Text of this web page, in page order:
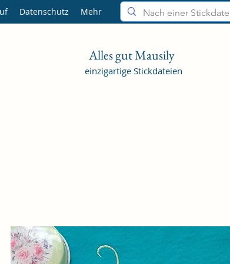
Alles gut Mausily
einzigartige Stickdateien
Datenschutz Mehr